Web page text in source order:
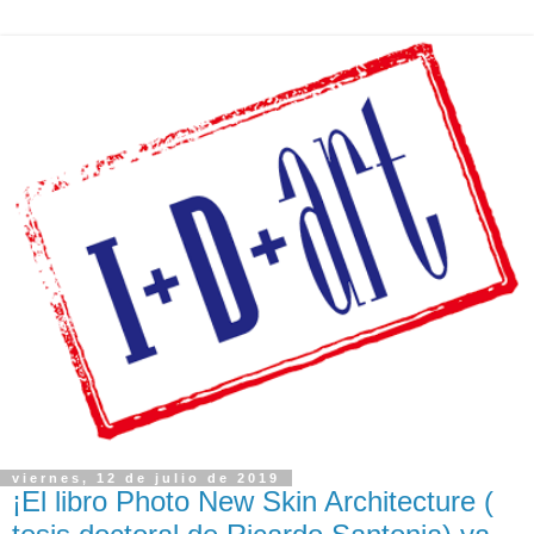
viernes, 12 de julio de 2019
¡El libro Photo New Skin Architecture (